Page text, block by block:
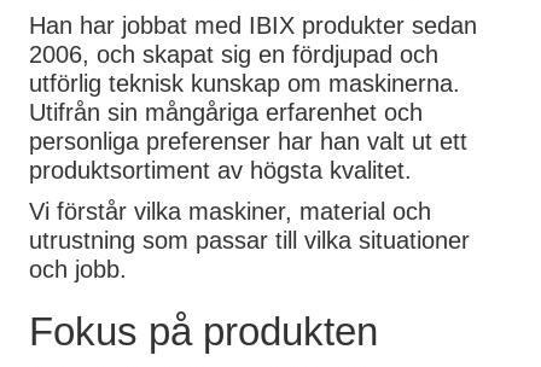
Han har jobbat med IBIX produkter sedan
2006, och skapat sig en fördjupad och
utförlig teknisk kunskap om maskinerna.
Utifrån sin mångåriga erfarenhet och
personliga preferenser har han valt ut ett
produktsortiment av högsta kvalitet.
Vi förstår vilka maskiner, material och
utrustning som passar till vilka situationer
och jobb.
Fokus på produkten